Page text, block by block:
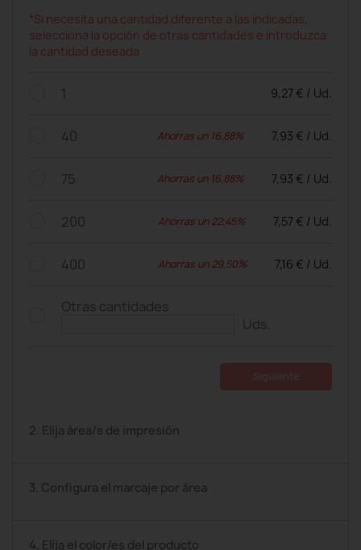
*Si necesita una cantidad diferente a las indicadas,
selecciona la opción de otras cantidades e introduzca
la cantidad deseada
1 9,27 € / Ud.
40 Ahorras un 16,88% 7,93 € / Ud.
75 Ahorras un 16,88% 7,93 € / Ud.
200 Ahorras un 22,45% 7,57 € / Ud.
400 Ahorras un 29,50% 7,16 € / Ud.
Otras cantidades
Uds.
2. Elija área/s de impresión
3. Configura el marcaje por área
4. Elija el color/es del producto